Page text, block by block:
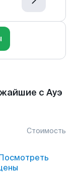
с Ауэ
Стоимость